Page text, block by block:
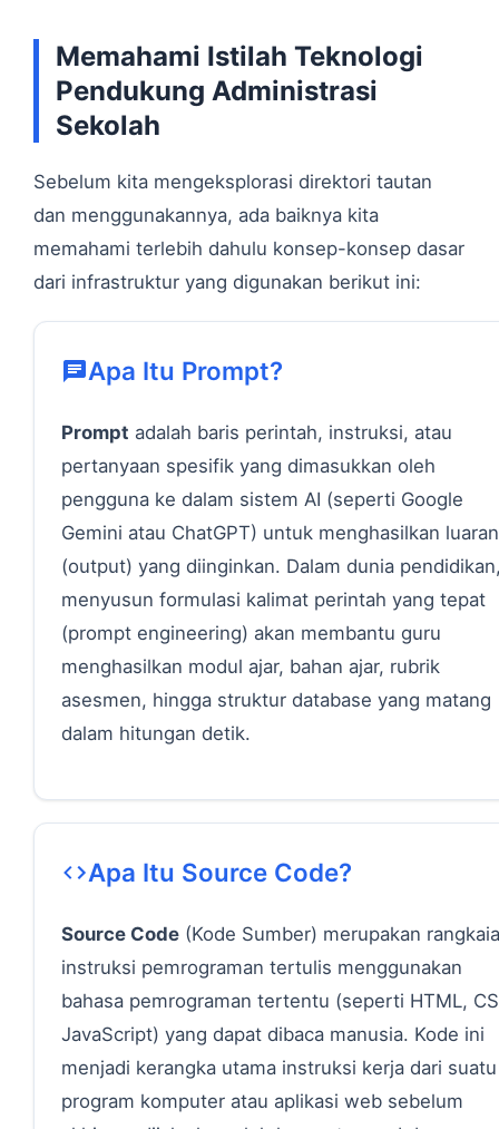
Memahami Istilah Teknologi
Pendukung Administrasi
Sekolah
Sebelum kita mengeksplorasi direktori tautan
dan menggunakannya, ada baiknya kita
memahami terlebih dahulu konsep-konsep dasar
dari infrastruktur yang digunakan berikut ini:
Apa Itu Prompt?
Prompt adalah baris perintah, instruksi, atau
pertanyaan spesifik yang dimasukkan oleh
pengguna ke dalam sistem AI (seperti Google
Gemini atau ChatGPT) untuk menghasilkan luaran
(output) yang diinginkan. Dalam dunia
menyusun formulasi kalimat perintah yang tepat
(prompt engineering) akan membantu guru
menghasilkan modul ajar, bahan ajar, rubrik
asesmen, hingga struktur database yang matang
dalam hitungan detik.
Apa Itu Source Code?
Source Code (Kode Sumber) merupakan
instruksi pemrograman tertulis menggunakan
bahasa pemrograman tertentu (seperti HTML,
JavaScript) yang dapat dibaca manusia. Kode ini
menjadi kerangka utama instruksi kerja dari suatu
program komputer atau aplikasi web sebelum